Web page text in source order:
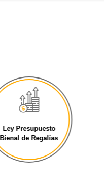
Ley Presupuesto
Bienal de Regalías